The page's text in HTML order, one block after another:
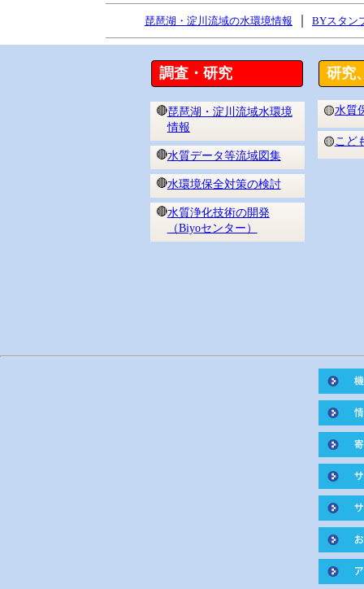
調査・研究
🔴琵琶湖・淀川流域水環境
情報
🔴水質データ等流域図集
🔴水環境保全対策の検討
🔴水質浄化技術の開発
（Biyoセンター）
研究
🟡水質
🟡こど
琵琶湖・淀川流域の水環境情報 BYスタン